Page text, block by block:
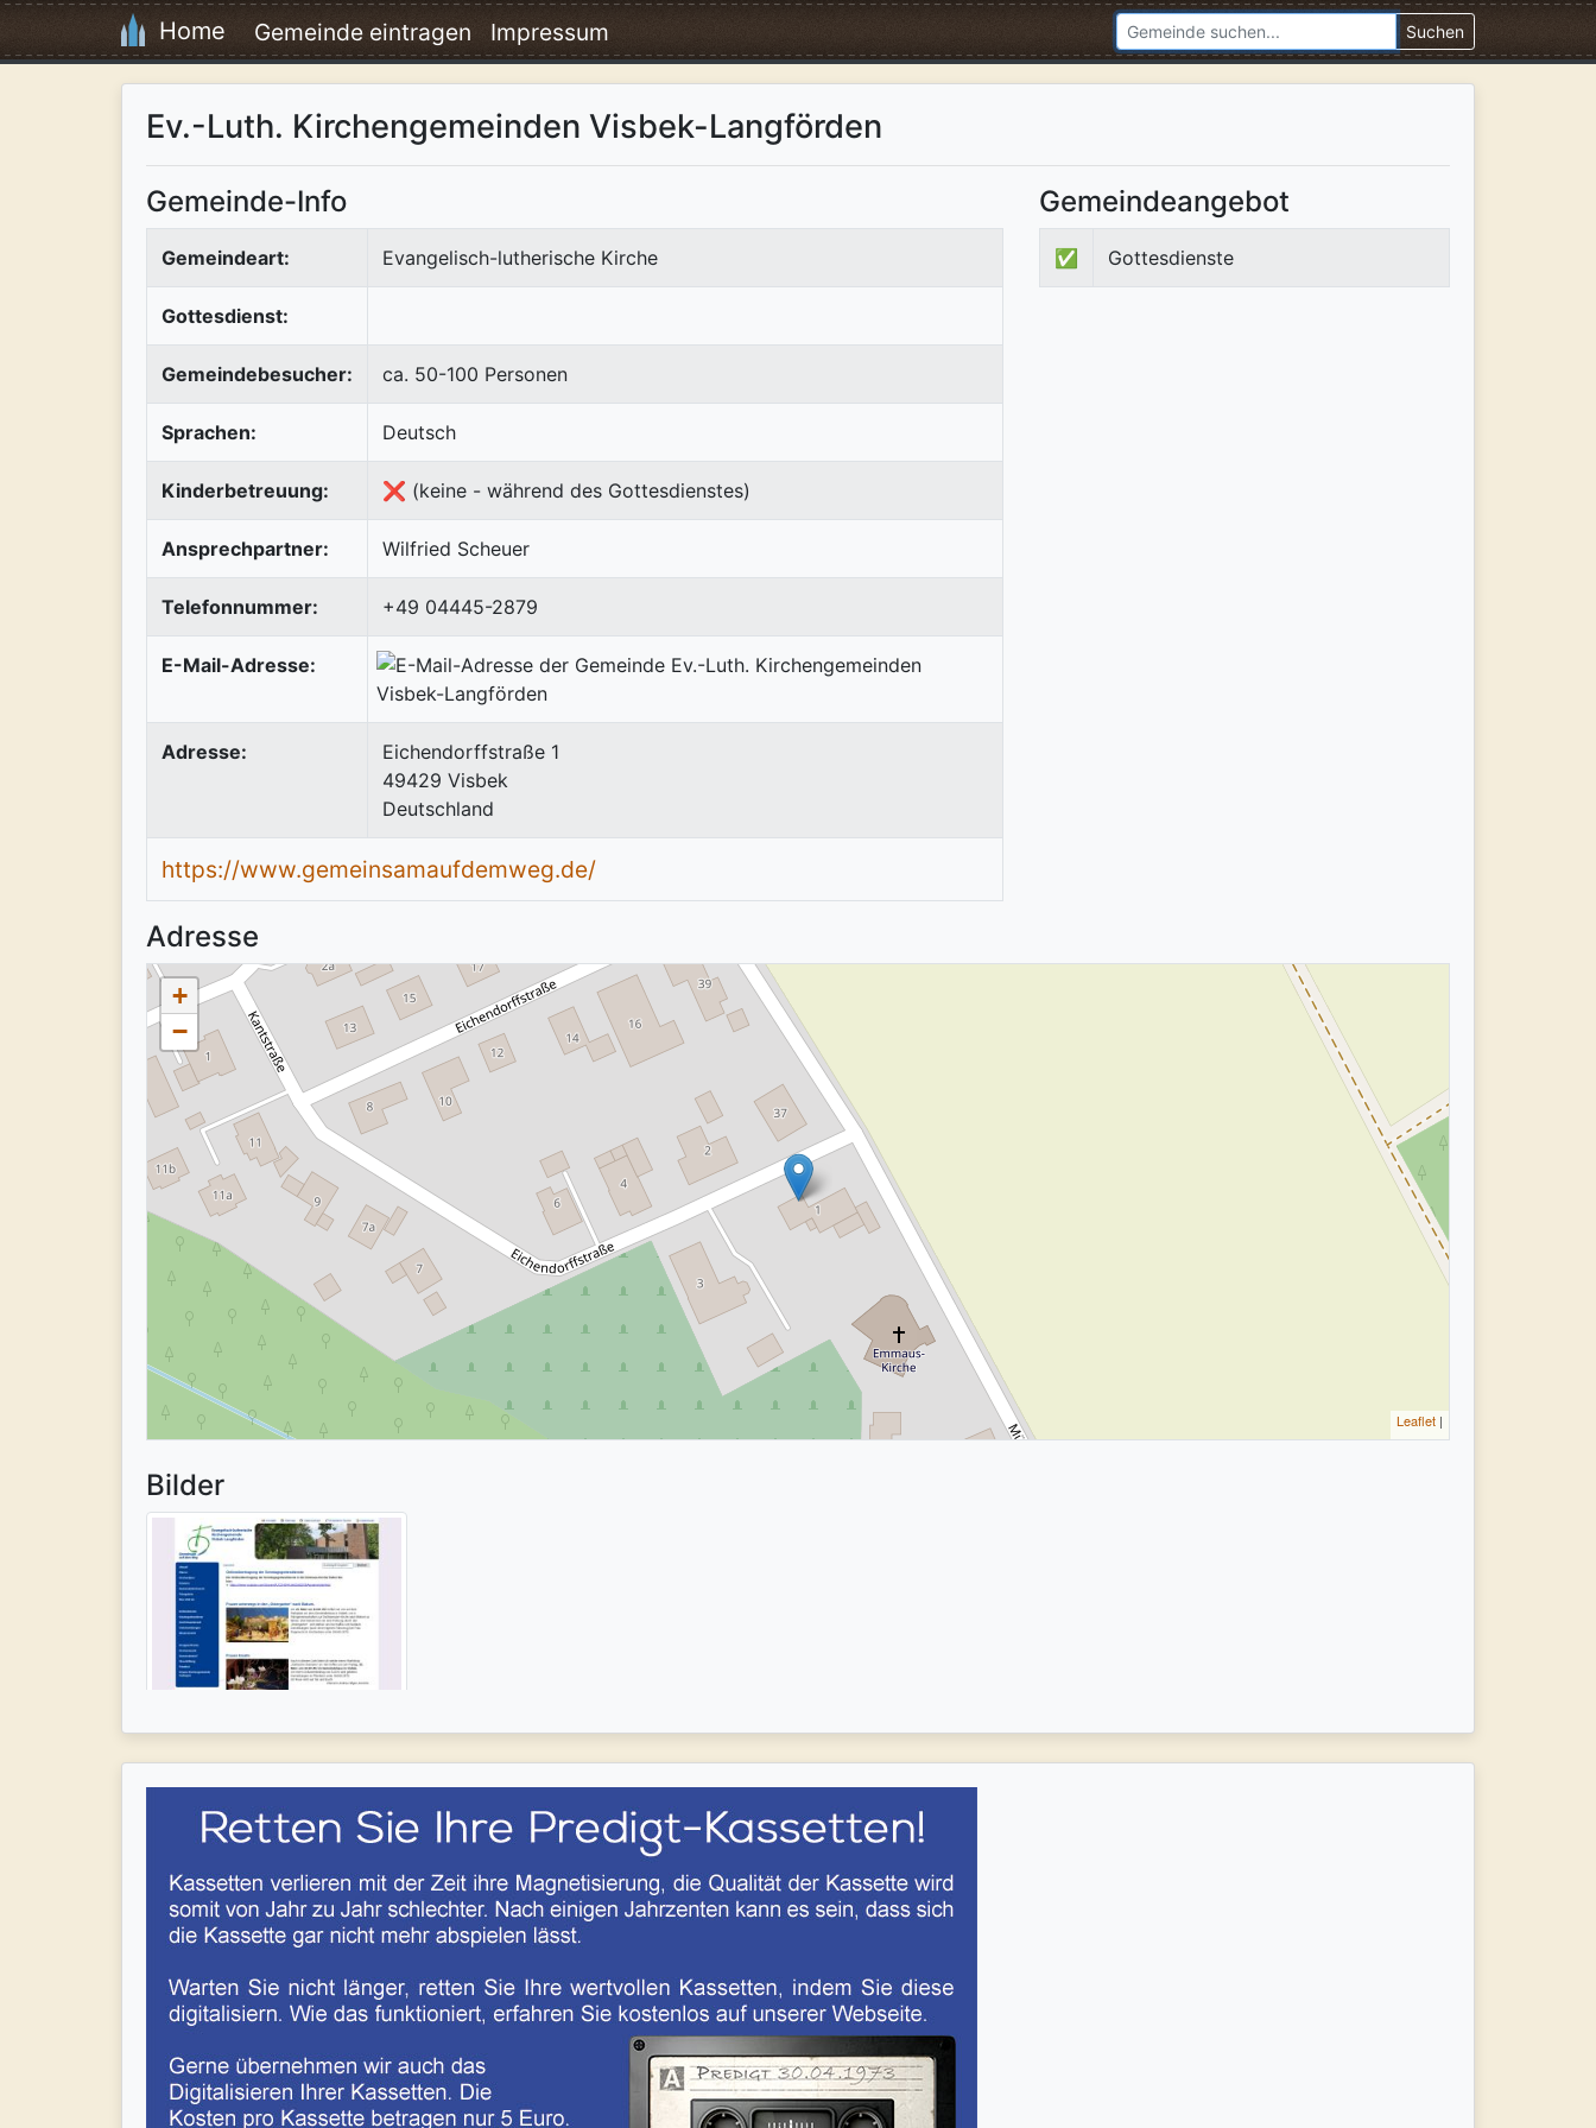
Home Gemeinde eintragen Impressum Suchen
Ev.-Luth. Kirchengemeinden Visbek-Langförden
Gemeinde-Info
Gemeindeart: Evangelisch-lutherische Kirche
Gottesdienst:
Gemeindebesucher: ca. 50-100 Personen
Sprachen: Deutsch
Kinderbetreuung: ❌ (keine - während des Gottesdienstes)
Ansprechpartner: Wilfried Scheuer
Telefonnummer: +49 04445-2879
E-Mail-Adresse:
Adresse:
Eichendorffstraße 1
49429 Visbek
Deutschland
https://www.gemeinsamaufdemweg.de/
Gemeindeangebot
✅ Gottesdienste
Adresse
+
−
Leaflet |
Bilder